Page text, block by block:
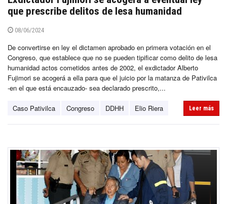
que prescribe delitos de lesa humanidad
08/06/2024
De convertirse en ley el dictamen aprobado en primera votación en el
Congreso, que establece que no se pueden tipificar como delito de lesa
humanidad actos cometidos antes de 2002, el exdictador Alberto
Fujimori se acogerá a ella para que el juicio por la matanza de Pativilca
-en el que está encauzado- sea declarado prescrito,...
Caso Pativilca Congreso DDHH Elio Riera Leer más